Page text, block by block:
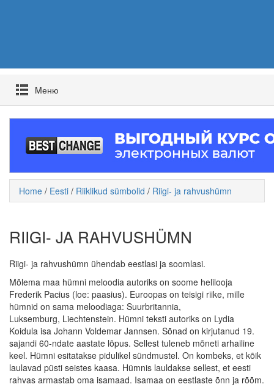
Mеню
Home / Eesti / Riiklikud sümbolid / Riigi- ja rahvushümn
RIIGI- JA RAHVUSHÜMN
Riigi- ja rahvushümn ühendab eestlasi ja soomlasi.
Mõlema maa hümni meloodia autoriks on soome helilooja
Frederik Pacius (loe: paasius). Euroopas on teisigi riike, mille
hümnid on sama meloodiaga: Suurbritannia,
Luksemburg, Liechtenstein. Hümni teksti autoriks on Lydia
Koidula isa Johann Voldemar Jannsen. Sõnad on kirjutanud 19.
sajandi 60-ndate aastate lõpus. Sellest tuleneb mõneti arhailine
keel. Hümni esitatakse pidulikel sündmustel. On kombeks, et kõik
laulavad püsti seistes kaasa. Hümnis lauldakse sellest, et eesti
rahvas armastab oma isamaad. Isamaa on eestlaste õnn ja rõõm.